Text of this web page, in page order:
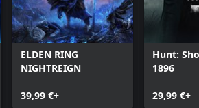
ELDEN RING
NIGHTREIGN
39,99 €+
Hunt:
1896
29,99 €+